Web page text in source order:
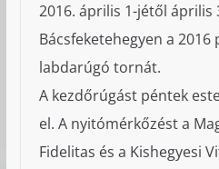
2016. április 1-jétől április
Bácsfeketehegyen a 2016
labdarúgó tornát.
A kezdőrúgást péntek
el. A nyitómérkőzést a
Fidelitas és a Kishegyesi